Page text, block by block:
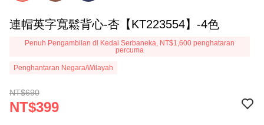
連帽英字寬鬆背心-杏【KT223554】-4色
Penuh Pengambilan di Kedai Serbaneka, NT$1,600 penghataran
percuma
Penghantaran Negara/Wilayah
NT$690
NT$399